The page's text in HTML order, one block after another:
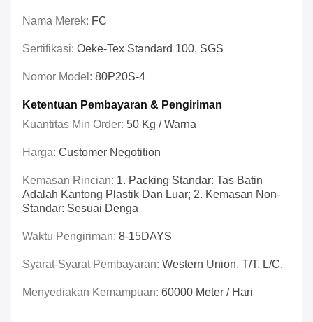
Nama Merek: FC
Sertifikasi: Oeke-Tex Standard 100, SGS
Nomor Model: 80P20S-4
Ketentuan Pembayaran & Pengiriman
Kuantitas Min Order: 50 Kg / Warna
Harga: Customer Negotition
Kemasan Rincian: 1. Packing Standar: Tas Batin
Adalah Kantong Plastik Dan Luar; 2. Kemasan Non-
Standar: Sesuai Denga
Waktu Pengiriman: 8-15DAYS
Syarat-Syarat Pembayaran: Western Union, T/T, L/C,
Menyediakan Kemampuan: 60000 Meter / Hari